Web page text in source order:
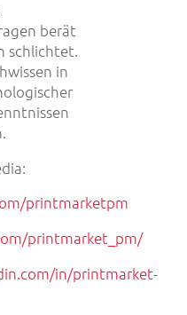
berät
schlichtet.
in
printmarketpm
printmarket_pm/
in/printmarket-